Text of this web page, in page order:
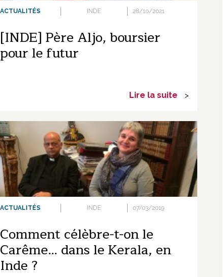
ACTUALITÉS INDE 28/10/2021
[INDE] Père Aljo, boursier
pour le futur
Lire la suite >
ACTUALITÉS INDE 07/03/2019
Comment célèbre-t-on le
Carême… dans le Kerala, en
Inde ?